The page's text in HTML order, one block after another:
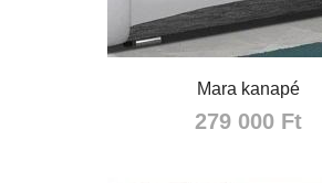
Mara kanapé
279 000 Ft